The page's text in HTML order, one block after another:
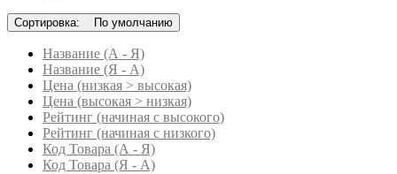
Сортировка: По умолчанию
Название (А - Я)
Название (Я - А)
Цена (низкая > высокая)
Цена (высокая > низкая)
Рейтинг (начиная с высокого)
Рейтинг (начиная с низкого)
Код Товара (А - Я)
Код Товара (Я - А)